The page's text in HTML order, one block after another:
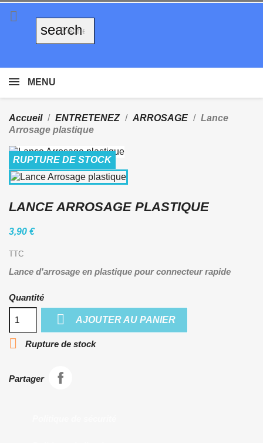

search
MENU
Accueil ENTRETENEZ ARROSAGE
Lance
Arrosage plastique
RUPTURE DE STOCK
LANCE ARROSAGE PLASTIQUE
3,90 €
TTC
Lance d'arrosage en plastique pour connecteur rapide
Quantité
 AJOUTER AU PANIER
 Rupture de stock
Partager